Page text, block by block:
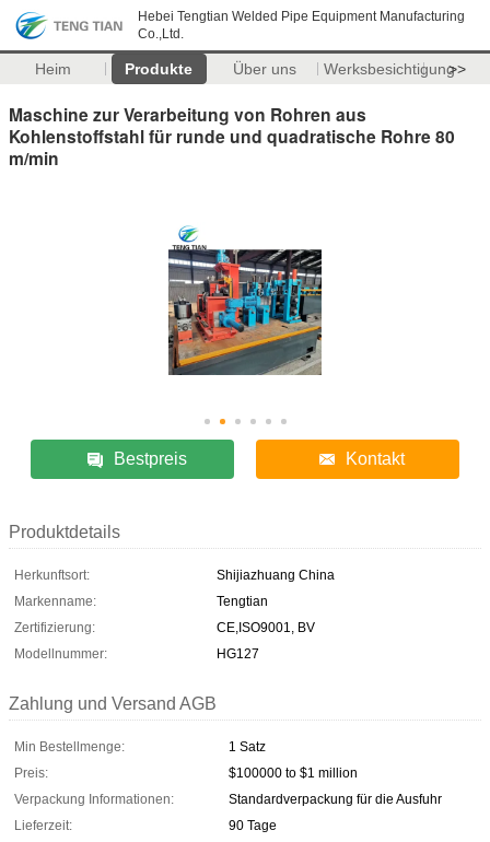
Hebei Tengtian Welded Pipe Equipment Manufacturing
Co.,Ltd.
Heim Produkte Über uns Werksbesichtigung>>
Maschine zur Verarbeitung von Rohren aus
Kohlenstoffstahl für runde und quadratische Rohre 80
m/min
Bestpreis Kontakt
Produktdetails
Herkunftsort:
Shijiazhuang China
Markenname:
Tengtian
Zertifizierung:
CE,ISO9001, BV
Modellnummer:
HG127
Zahlung und Versand AGB
Min Bestellmenge:
1 Satz
Preis:
$100000 to $1 million
Verpackung Informationen:
Standardverpackung für die Ausfuhr
Lieferzeit:
90 Tage